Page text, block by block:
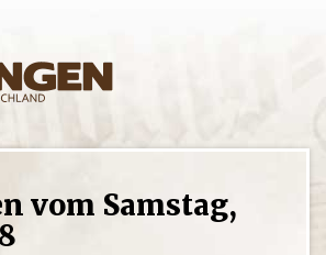
vom Samstag,